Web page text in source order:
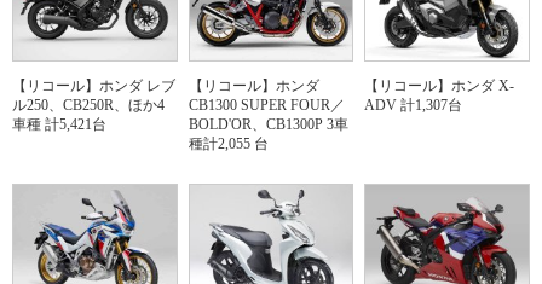
【リコール】ホンダ レブ
ル250、CB250R、ほか4
車種 計5,421台
【リコール】ホンダ
CB1300 SUPER FOUR／
BOLD'OR、CB1300P 3車
種計2,055 台
【リコール】ホンダ X-
ADV 計1,307台